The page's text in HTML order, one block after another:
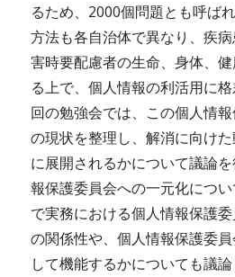
るため、2000個問題とも呼ば
方法も各自治体で異なり、疾
害時要配慮者の生命、身体、
る上で、個人情報の利活用に
回の勉強会では、この個人情
の現状を整理し、解消に向け
に展開されるかについて議論
報保護委員会への一元化につ
で実務における個人情報保護
の関係性や、個人情報保護委
して機能するかについても議論